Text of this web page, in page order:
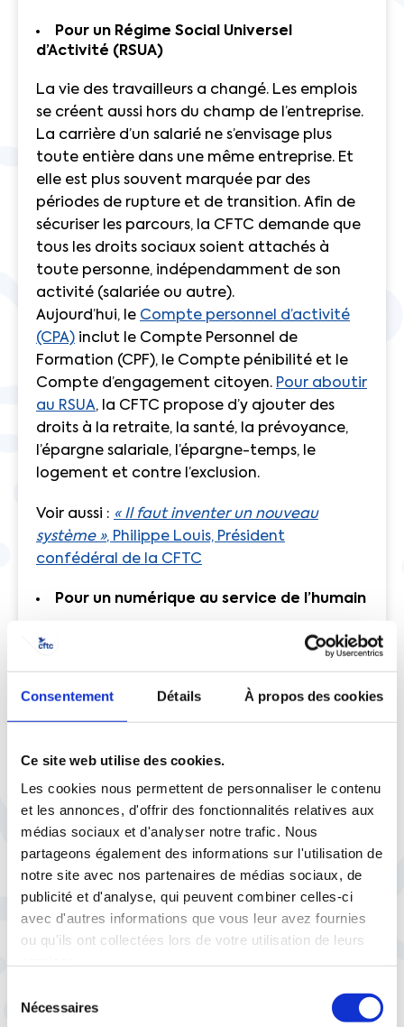
Consentement Détails À propos des cookies
Ce site web utilise des cookies.
Les cookies nous permettent de personnaliser le contenu
et les annonces, d'offrir des fonctionnalités relatives aux
médias sociaux et d'analyser notre trafic. Nous
partageons également des informations sur l'utilisation de
notre site avec nos partenaires de médias sociaux, de
publicité et d'analyse, qui peuvent combiner celles-ci
avec d'autres informations que vous leur avez fournies
ou qu'ils ont collectées lors de votre utilisation de leurs
Nécessaires
Pour un Régime Social Universel
d’Activité (RSUA)
La vie des travailleurs a changé. Les emplois
se créent aussi hors du champ de l’entreprise.
La carrière d’un salarié ne s’envisage plus
toute entière dans une même entreprise. Et
elle est plus souvent marquée par des
périodes de rupture et de transition. Afin de
sécuriser les parcours, la CFTC demande que
tous les droits sociaux soient attachés à
toute personne, indépendamment de son
activité (salariée ou autre).
Aujourd’hui, le Compte personnel d’activité
(CPA) inclut le Compte Personnel de
Formation (CPF), le Compte pénibilité et le
Compte d’engagement citoyen. Pour aboutir
au RSUA, la CFTC propose d’y ajouter des
droits à la retraite, la santé, la prévoyance,
l’épargne salariale, l’épargne-temps, le
logement et contre l’exclusion.
Voir aussi : « Il faut inventer un nouveau
système », Philippe Louis, Président
confédéral de la CFTC
Pour un numérique au service de l’humain
Le numérique et la robotique sont en train
de bouleverser le monde du travail. Celui-ci
impératif de respecter les principes humains
relever ce défi, la CFTC appelle de ses vœux
un Grenelle de la robotique et du numérique.
Voir aussi :Grenelle du numérique : la CFTC
interpelle les candidats
La CFTC : un syndicat aux valeurs
humanistes
conviction religieuse mais elle est inspirée par